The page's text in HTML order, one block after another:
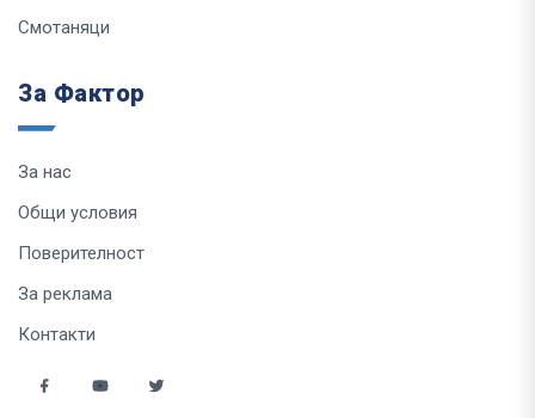
Смотаняци
За Фактор
За нас
Общи условия
Поверителност
За реклама
Контакти